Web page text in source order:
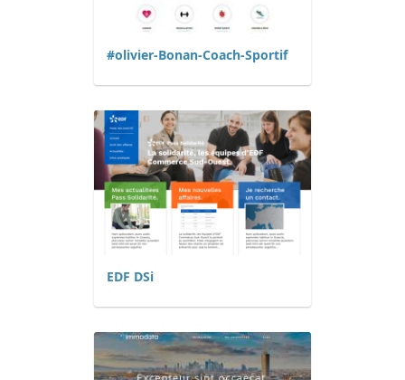
#olivier-Bonan-Coach-Sportif
EDF DSi